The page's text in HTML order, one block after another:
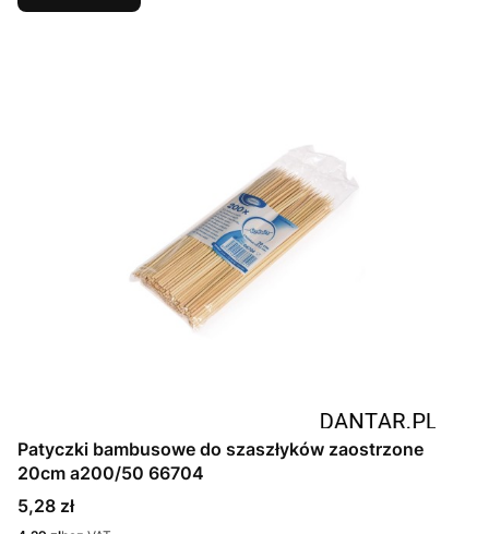
Patyczki bambusowe do szaszłyków zaostrzone
20cm a200/50 66704
Cena
5,28 zł